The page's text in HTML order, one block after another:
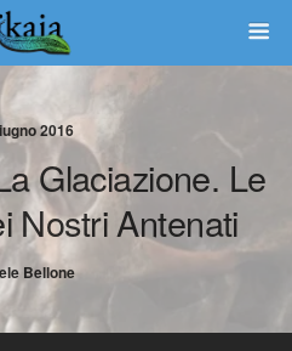
2016
Glaciazione. Le
Nostri Antenati
Bellone